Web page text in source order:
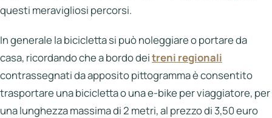
questi meravigliosi percorsi.
In generale la bicicletta si può noleggiare o portare da
casa, ricordando che a bordo deitreni regionali
contrassegnati da apposito pittogramma è consentito
trasportare una bicicletta o una e-bike per viaggiatore, per
una lunghezza massima di 2 metri, al prezzo di 3,50 euro